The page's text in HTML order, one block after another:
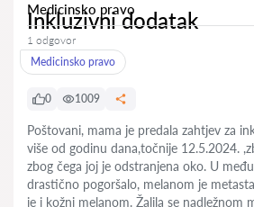
Medicinsko pravo
Inkluzivni dodatak
1 odgovor
Medicinsko pravo
0 1009
Poštovani, mama je predala zahtjev za
više od godinu dana,točnije 12.5.2024.
zbog čega joj je odstranjena oko. U
drastično pogoršalo, melanom je
je i kožni melanom. Žalila se nadležnom